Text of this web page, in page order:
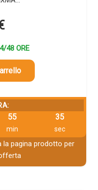
48 ORE
55
min
34
sec
pagina prodotto per